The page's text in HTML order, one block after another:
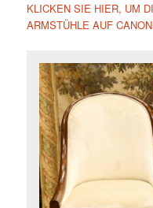
KLICKEN SIE HIER, UM
ARMSTÜHLE AUF